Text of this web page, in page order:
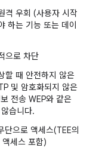
격 우회 (사용자 시작
하는 기능 또는 데이
으로 차단
할 때 안전하지 않은
및 암호화되지 않은
전송 WEP와 같은
습니다.
단으로 액세스(TEE의
세스 포함)